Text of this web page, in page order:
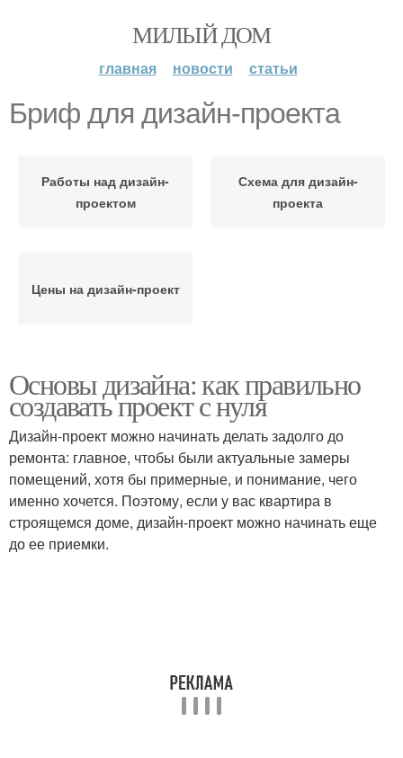
МИЛЫЙ ДОМ
главная новости статьи
Бриф для дизайн-проекта
Работы над дизайн-
проектом
Схема для дизайн-
проекта
Цены на дизайн-проект
Основы дизайна: как правильно
создавать проект с нуля
Дизайн-проект можно начинать делать задолго до
ремонта: главное, чтобы были актуальные замеры
помещений, хотя бы примерные, и понимание, чего
именно хочется. Поэтому, если у вас квартира в
строящемся доме, дизайн-проект можно начинать еще
до ее приемки.